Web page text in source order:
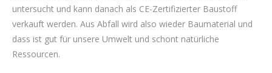
untersucht und kann danach als CE-Zertifizierter Baustoff
verkauft werden. Aus Abfall wird also wieder Baumaterial und
dass ist gut für unsere Umwelt und schont natürliche
Ressourcen.